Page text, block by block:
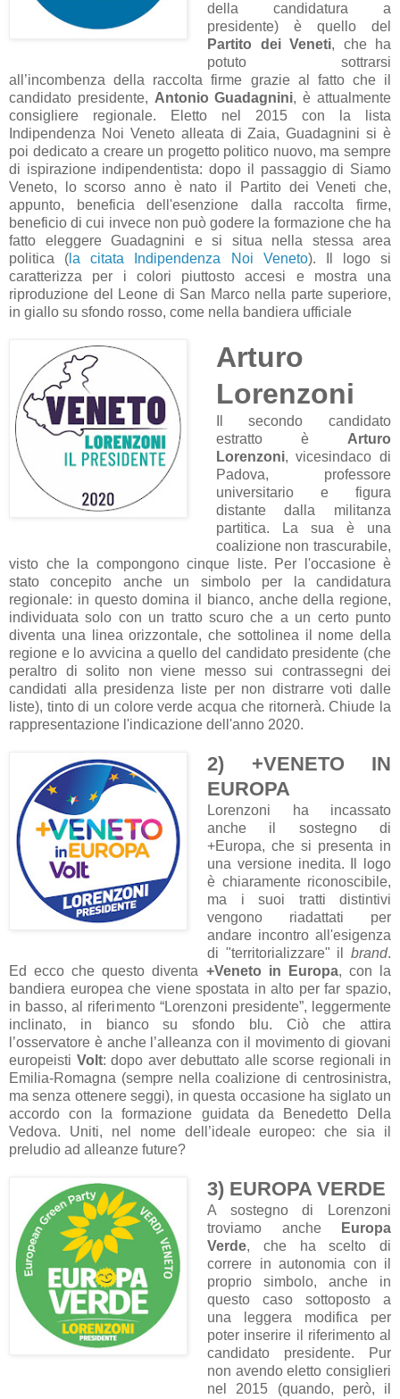
della candidatura a
presidente) è quello del
Partito dei Veneti, che ha
potuto sottrarsi
all’incombenza della raccolta firme grazie al fatto che il
candidato presidente, Antonio Guadagnini, è attualmente
consigliere regionale. Eletto nel 2015 con la lista
Indipendenza Noi Veneto alleata di Zaia, Guadagnini si è
poi dedicato a creare un progetto politico nuovo, ma sempre
di ispirazione indipendentista: dopo il passaggio di Siamo
Veneto, lo scorso anno è nato il Partito dei Veneti che,
appunto, beneficia dell'esenzione dalla raccolta firme,
beneficio di cui invece non può godere la formazione che ha
fatto eleggere Guadagnini e si situa nella stessa area
politica ( la citata Indipendenza Noi Veneto). Il logo si
caratterizza per i colori piuttosto accesi e mostra una
riproduzione del Leone di San Marco nella parte superiore,
in giallo su sfondo rosso, come nella bandiera ufficiale
Arturo
Lorenzoni
Il secondo candidato
estratto è Arturo
Lorenzoni, vicesindaco di
Padova, professore
universitario e figura
distante dalla militanza
partitica. La sua è una
coalizione non trascurabile,
visto che la compongono cinque liste. Per l'occasione è
stato concepito anche un simbolo per la candidatura
regionale: in questo domina il bianco, anche della regione,
individuata solo con un tratto scuro che a un certo punto
diventa una linea orizzontale, che sottolinea il nome della
regione e lo avvicina a quello del candidato presidente (che
peraltro di solito non viene messo sui contrassegni dei
candidati alla presidenza liste per non distrarre voti dalle
liste), tinto di un colore verde acqua che ritornerà. Chiude la
rappresentazione l'indicazione dell'anno 2020.
2) +VENETO IN
EUROPA
Lorenzoni ha incassato
anche il sostegno di
+Europa, che si presenta in
una versione inedita. Il logo
è chiaramente riconoscibile,
ma i suoi tratti distintivi
vengono riadattati per
andare incontro all'esigenza
di "territorializzare" il brand.
Ed ecco che questo diventa +Veneto in Europa, con la
bandiera europea che viene spostata in alto per far spazio,
in basso, al riferimento “Lorenzoni presidente”, leggermente
inclinato, in bianco su sfondo blu. Ciò che attira
l’osservatore è anche l’alleanza con il movimento di giovani
europeisti Volt: dopo aver debuttato alle scorse regionali in
Emilia-Romagna (sempre nella coalizione di centrosinistra,
ma senza ottenere seggi), in questa occasione ha siglato un
accordo con la formazione guidata da Benedetto Della
Vedova. Uniti, nel nome dell’ideale europeo: che sia il
preludio ad alleanze future?
3) EUROPA VERDE
A sostegno di Lorenzoni
troviamo anche
Europa
Verde, che ha scelto di
correre in autonomia con il
proprio simbolo, anche in
questo caso sottoposto a
una leggera modifica per
poter inserire il riferimento al
candidato presidente. Pur
non avendo eletto consiglieri
nel 2015 (quando, però, il